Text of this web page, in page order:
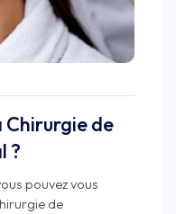
Chirurgie de
?
pouvez vous
de